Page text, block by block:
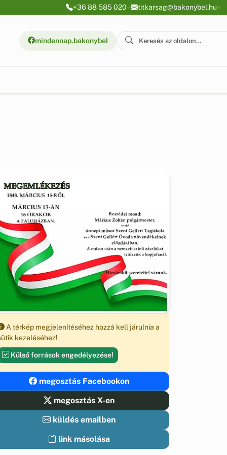
+36 88 585 020 titkarsag@bakonybel.hu
mindennap.bakonybel
A térkép megjelenítéséhez hozzá kell járulnia a
kezeléséhez!
Külső források engedélyezése!
megosztás Facebookon
megosztás X-en
küldés emailben
link másolása